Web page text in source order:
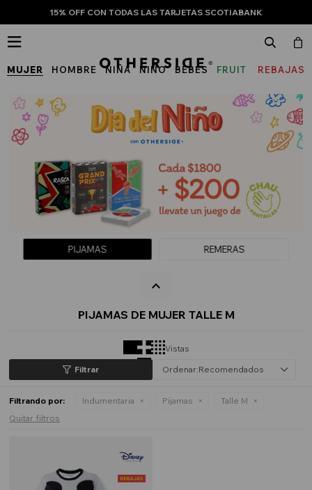
15% OFF CON TODAS LAS TARJETAS SCOTIABANK
MUJER HOMBRE NIÑA NIÑO BEBÉS
FRUIT
THE
LOOM
REBAJAS

PIJAMAS REMERAS
PIJAMAS DE MUJER TALLE M
Vistas
Recomendados
Filtrando por: Indumentaria Pijamas
Talle M
Quitar filtros